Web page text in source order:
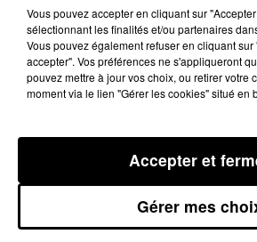
19 janvier 2024 - 4 min 27 sec
LES INFOS DU LOT DU 19/01/
19/01/2024
Vous pouvez accepter en cliquant sur
sélectionnant les finalités et/ou partenaires
Vous pouvez également refuser en cliquant
accepter". Vos préférences ne s'appliqueront
pouvez mettre à jour vos choix, ou retirer votre
moment via le lien "Gérer les cookies" situé en
Gérer mes
Accepter et